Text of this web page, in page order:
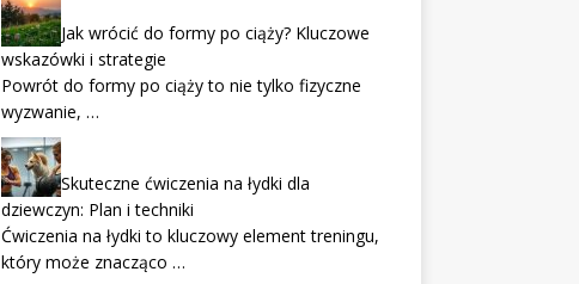
Jak wrócić do formy po ciąży? Kluczowe
wskazówki i strategie
Powrót do formy po ciąży to nie tylko fizyczne
wyzwanie, …
Skuteczne ćwiczenia na łydki dla
dziewczyn: Plan i techniki
Ćwiczenia na łydki to kluczowy element treningu,
który może znacząco …